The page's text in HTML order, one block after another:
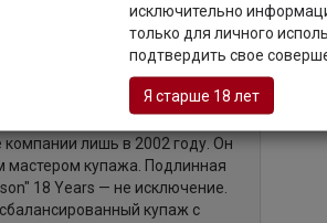
компании лишь в 2002 году. Он
купажа. Подлинная
18 Years — не исключение.
купаж с
исключительно
только для личного
подтвердить свое
Я старше 18 лет